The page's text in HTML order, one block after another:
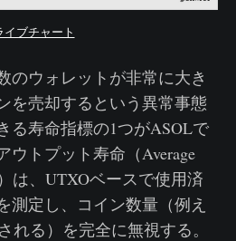
イブチャート
ウォレットが非常に大き
を売却するという異常事態
る寿命指標の1つがASOLで
ウトプット寿命（Average
は、UTXOベースで使用済
測定し、コイン数量（例え
れる）を完全に無視する。